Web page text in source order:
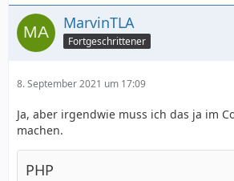
MarvinTLA
Fortgeschrittener
8. September 2021 um 17:09
Ja, aber irgendwie muss ich das ja im
machen.
PHP